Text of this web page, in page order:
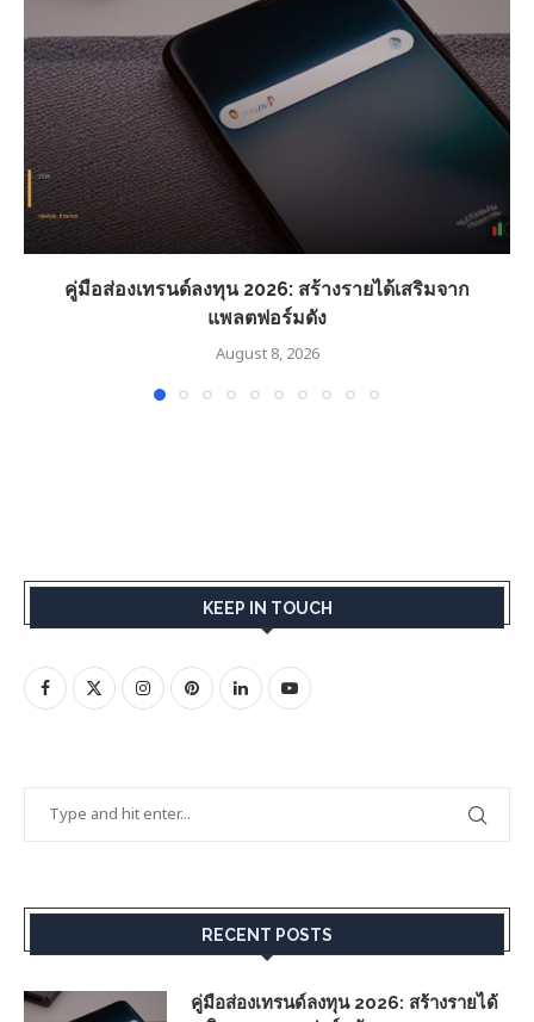
คู่มือส่องเทรนด์ลงทุน 2026: สร้างรายได้เสริมจาก
แพลตฟอร์มดัง
August 8, 2026
KEEP IN TOUCH
RECENT POSTS
คู่มือส่องเทรนด์ลงทุน 2026: สร้างรายได้